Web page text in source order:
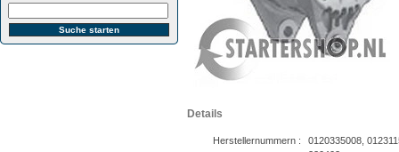
Details
Herstellernummern :
0120335008,